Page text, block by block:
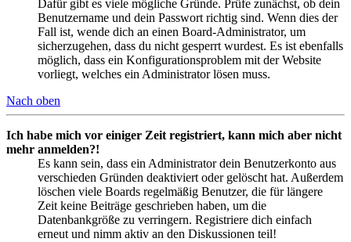
Dafür gibt es viele mögliche Gründe. Prüfe zunächst, ob dein
Benutzername und dein Passwort richtig sind. Wenn dies der
Fall ist, wende dich an einen Board-Administrator, um
sicherzugehen, dass du nicht gesperrt wurdest. Es ist ebenfalls
möglich, dass ein Konfigurationsproblem mit der Website
vorliegt, welches ein Administrator lösen muss.
Nach oben
Ich habe mich vor einiger Zeit registriert, kann mich aber nicht
mehr anmelden?!
Es kann sein, dass ein Administrator dein Benutzerkonto aus
verschieden Gründen deaktiviert oder gelöscht hat. Außerdem
löschen viele Boards regelmäßig Benutzer, die für längere
Zeit keine Beiträge geschrieben haben, um die
Datenbankgröße zu verringern. Registriere dich einfach
erneut und nimm aktiv an den Diskussionen teil!